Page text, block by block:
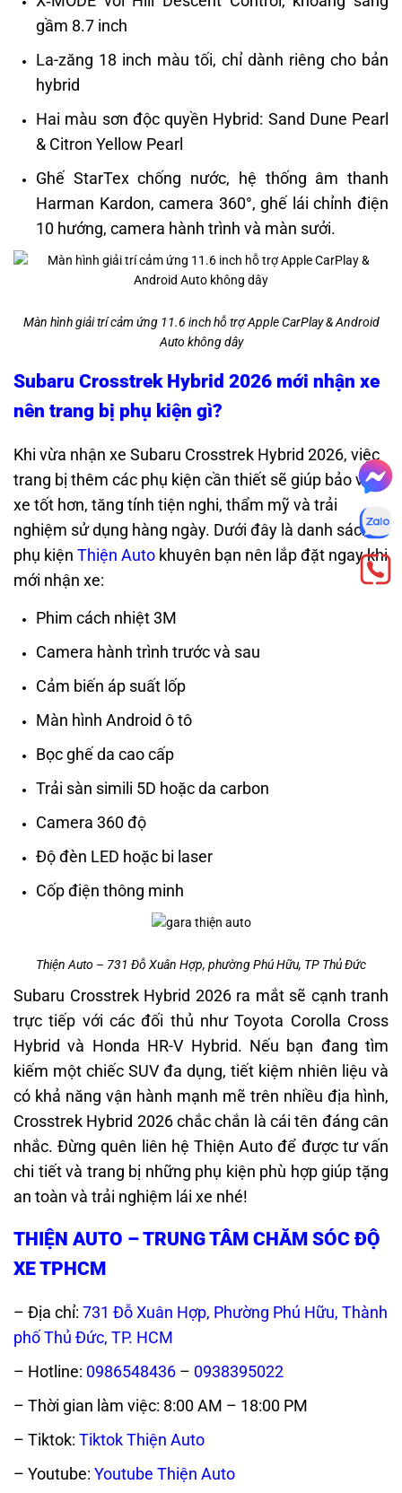
gầm 8.7 inch
La-zăng 18 inch màu tối, chỉ dành riêng cho bản
hybrid
Hai màu sơn độc quyền Hybrid: Sand Dune Pearl
& Citron Yellow Pearl
Ghế StarTex chống nước, hệ thống âm thanh
Harman Kardon, camera 360°, ghế lái chỉnh điện
10 hướng, camera hành trình và màn sưởi.
Màn hình giải trí cảm ứng 11.6 inch hỗ trợ Apple CarPlay & Android
Auto không dây
Subaru Crosstrek Hybrid 2026 mới nhận xe
nên trang bị phụ kiện gì?
Khi vừa nhận xe Subaru Crosstrek Hybrid 2026, việc
trang bị thêm các phụ kiện cần thiết sẽ giúp bảo vệ
xe tốt hơn, tăng tính tiện nghi, thẩm mỹ và trải
nghiệm sử dụng hàng ngày. Dưới đây là danh sách
phụ kiện Thiện Auto khuyên bạn nên lắp đặt ngay khi
mới nhận xe:
Phim cách nhiệt 3M
Camera hành trình trước và sau
Cảm biến áp suất lốp
Màn hình Android ô tô
Bọc ghế da cao cấp
Trải sàn simili 5D hoặc da carbon
Camera 360 độ
Độ đèn LED hoặc bi laser
Cốp điện thông minh
Thiện Auto – 731 Đỗ Xuân Hợp, phường Phú Hữu, TP Thủ Đức
Subaru Crosstrek Hybrid 2026 ra mắt sẽ cạnh tranh
trực tiếp với các đối thủ như Toyota Corolla Cross
Hybrid và Honda HR-V Hybrid. Nếu bạn đang tìm
kiếm một chiếc SUV đa dụng, tiết kiệm nhiên liệu và
có khả năng vận hành mạnh mẽ trên nhiều địa hình,
Crosstrek Hybrid 2026 chắc chắn là cái tên đáng cân
nhắc. Đừng quên liên hệ Thiện Auto để được tư vấn
chi tiết và trang bị những phụ kiện phù hợp giúp tặng
an toàn và trải nghiệm lái xe nhé!
THIỆN AUTO – TRUNG TÂM CHĂM SÓC ĐỘ
XE TPHCM
– Địa chỉ: 731 Đỗ Xuân Hợp, Phường Phú Hữu, Thành
phố Thủ Đức, TP. HCM
– Hotline: 0986548436 – 0938395022
– Thời gian làm việc: 8:00 AM – 18:00 PM
– Tiktok: Tiktok Thiện Auto
– Youtube: Youtube Thiện Auto